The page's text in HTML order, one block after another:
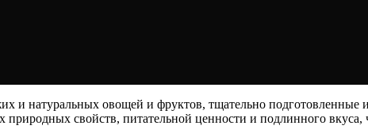
и натуральных овощей и фруктов, тщательно подготовленные
свойств, питательной ценности и подлинного